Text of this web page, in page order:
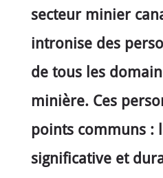
DE
SOUTIEN
CONTACT
Français
secteur minier
intronise des
de tous les
minière. Ces
points communs :
significative et